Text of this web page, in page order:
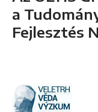
a
Fejlesztés